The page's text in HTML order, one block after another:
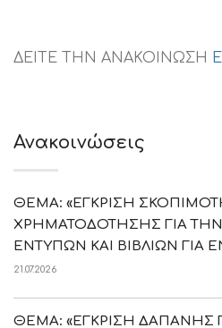
ΔΕΙΤΕ ΤΗΝ ΑΝΑΚΟΙΝΩΣΗ
Ανακοινώσεις
ΘΕΜΑ: «ΕΓΚΡΙΣΗ
ΧΡΗΜΑΤΟΔΟΤΗΣΗΣ ΓΙΑ
ΕΝΤΥΠΩΝ ΚΑΙ ΒΙΒΛΙΩΝ ΓΙΑ
21.07.2026
ΘΕΜΑ: «ΕΓΚΡΙΣΗ ΔΑΠΑΝΗΣ